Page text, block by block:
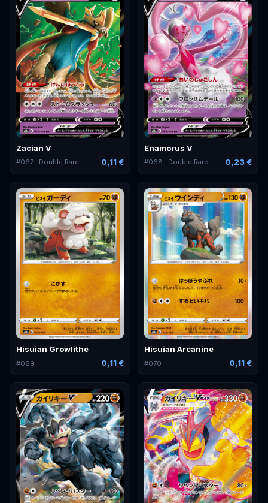
Zacian V
#067 · Double Rare 0,11 €
Enamorus V
#068 · Double Rare 0,23 €
Hisuian Growlithe
#069 0,11 €
Hisuian Arcanine
#070 0,11 €